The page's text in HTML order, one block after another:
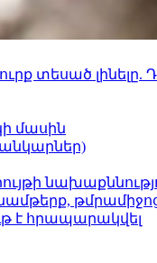
տեսած լինելը.
մասին
է հրապարակվել